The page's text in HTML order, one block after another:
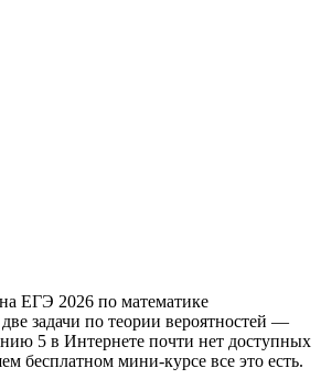
ЕГЭ 2026 по математике
задачи по теории вероятностей —
5 в Интернете почти нет доступных
бесплатном мини-курсе все это есть.